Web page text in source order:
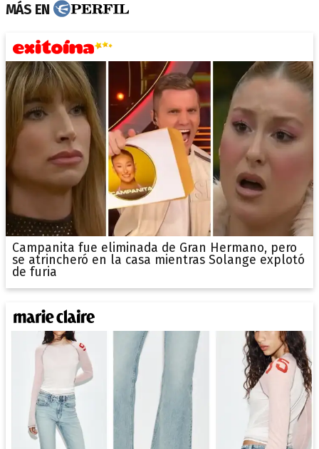
MÁS EN
Campanita fue eliminada de Gran Hermano, pero
se atrincheró en la casa mientras Solange explotó
de furia